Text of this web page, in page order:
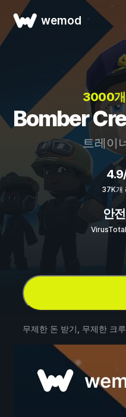
wemod
3000개
Bomber
트레이
37K개
안전
무제한 돈 받기, 무제한 크